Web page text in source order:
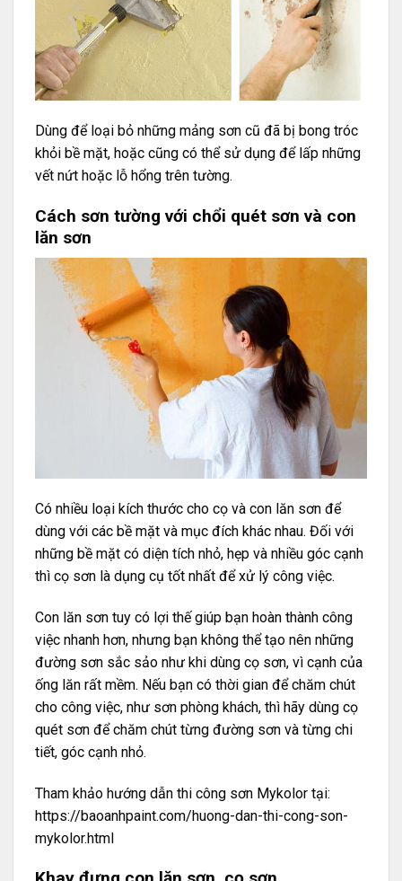
Dùng để loại bỏ những mảng sơn cũ đã bị bong tróc
khỏi bề mặt, hoặc cũng có thể sử dụng để lấp những
vết nứt hoặc lỗ hổng trên tường.
Cách sơn tường với chổi quét sơn và con
lăn sơn
Có nhiều loại kích thước cho cọ và con lăn sơn để
dùng với các bề mặt và mục đích khác nhau. Đối với
những bề mặt có diện tích nhỏ, hẹp và nhiều góc cạnh
thì cọ sơn là dụng cụ tốt nhất để xử lý công việc.
Con lăn sơn tuy có lợi thế giúp bạn hoàn thành công
việc nhanh hơn, nhưng bạn không thể tạo nên những
đường sơn sắc sảo như khi dùng cọ sơn, vì cạnh của
ống lăn rất mềm. Nếu bạn có thời gian để chăm chút
cho công việc, như sơn phòng khách, thì hãy dùng cọ
quét sơn để chăm chút từng đường sơn và từng chi
tiết, góc cạnh nhỏ.
Tham khảo hướng dẫn thi công sơn Mykolor tại:
https://baoanhpaint.com/huong-dan-thi-cong-son-
mykolor.html